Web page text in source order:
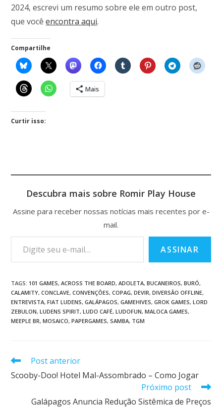
2024, escrevi um resumo sobre ele em outro post,
que vocêencontra aqui.
Compartilhe
Mais
Curtir isso:
Descubra mais sobre Romir Play House
Assine para receber nossas notícias mais recentes por e-
mail.
ASSINAR
TAGS: 101 GAMES, ACROSS THE BOARD, ADOLETA, BUCANEIROS, BURÓ,
CALAMITY, CONCLAVE, CONVENÇÕES, COPAG, DEVIR, DIVERSÃO OFFLINE,
ENTREVISTA, FIAT LUDENS, GALÁPAGOS, GAMEHIVES, GROK GAMES, LORD
ZEBULON, LUDENS SPIRIT, LUDO CAFÉ, LUDOFUN, MALOCA GAMES,
MEEPLE BR, MOSAICO, PAPERGAMES, SAMBA, TGM
Post anterior
Scooby-Doo! Hotel Mal-Assombrado – Como Jogar
Próximo post
Galápagos Anuncia Redução Sistêmica de Preços